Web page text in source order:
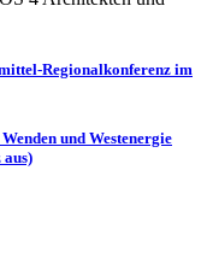
Regionalkonferenz im
und Westenergie
aus)